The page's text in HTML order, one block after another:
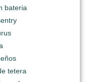
bateria
tetera